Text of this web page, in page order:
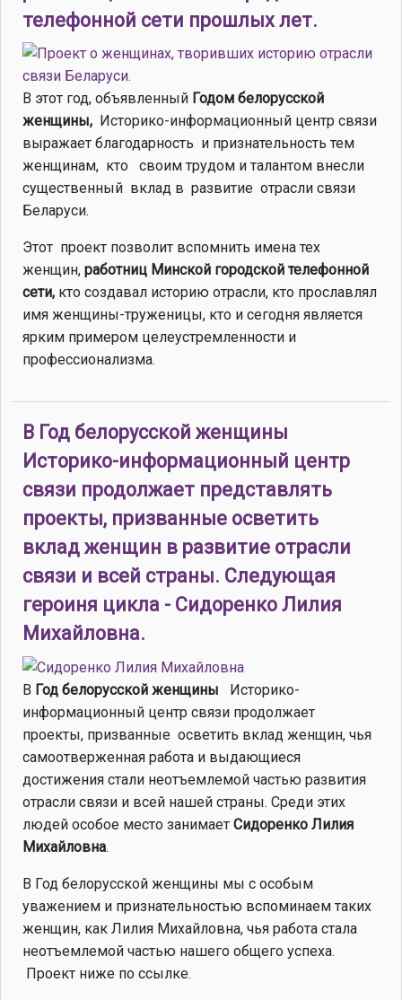
телефонной сети прошлых лет.
В этот год, объявленный Годом белорусской
женщины, Историко-информационный центр связи
выражает благодарность и признательность тем
женщинам, кто своим трудом и талантом внесли
существенный вклад в развитие отрасли связи
Беларуси.
Этот проект позволит вспомнить имена тех
женщин, работниц Минской городской телефонной
сети, кто создавал историю отрасли, кто прославлял
имя женщины-труженицы, кто и сегодня является
ярким примером целеустремленности и
профессионализма.
В Год белорусской женщины
Историко-информационный центр
связи продолжает представлять
проекты, призванные осветить
вклад женщин в развитие отрасли
связи и всей страны. Следующая
героиня цикла - Сидоренко Лилия
Михайловна.
В Год белорусской женщины Историко-
информационный центр связи продолжает
проекты, призванные осветить вклад женщин, чья
самоотверженная работа и выдающиеся
достижения стали неотъемлемой частью развития
отрасли связи и всей нашей страны. Среди этих
людей особое место занимает Сидоренко Лилия
Михайловна.
В Год белорусской женщины мы с особым
уважением и признательностью вспоминаем таких
женщин, как Лилия Михайловна, чья работа стала
неотъемлемой частью нашего общего успеха.
Проект ниже по ссылке.